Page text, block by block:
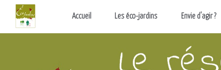
Aller au contenu principal
Accueil Les éco-jardins Envie d'agir ?